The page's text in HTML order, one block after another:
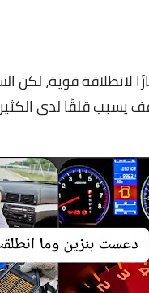
قوية، لكن
يسبب قلقًا لدى